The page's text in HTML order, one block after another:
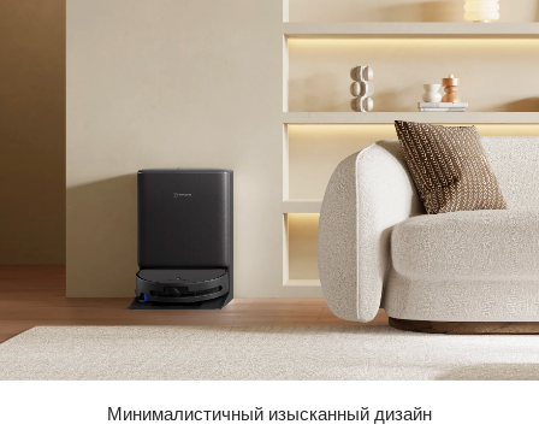
Минималистичный изысканный дизайн